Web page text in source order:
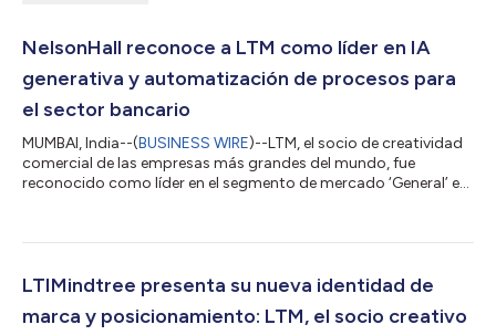
NelsonHall reconoce a LTM como líder en IA
generativa y automatización de procesos para
el sector bancario
MUMBAI, India--(BUSINESS WIRE)--LTM, el socio de creatividad
comercial de las empresas más grandes del mundo, fue
reconocido como líder en el segmento de mercado ‘General’ en
estructura de NEAT, los líderes son proveedores que han
ofrecer un beneficio inmediato a sus clientes, además de
cumplir los requisitos futuros de esos...
LTIMindtree presenta su nueva identidad de
marca y posicionamiento: LTM, el socio creativo